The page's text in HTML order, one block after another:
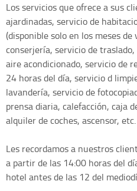
Los servicios que ofrece a sus
ajardinadas, servicio de
(disponible solo en los meses
conserjería, servicio de
aire acondicionado, servicio de
24 horas del día, servicio d
lavandería, servicio de
prensa diaria, calefacción, caja
alquiler de coches, ascensor, etc.
Les recordamos a nuestros
a partir de las 14:00 horas del
hotel antes de las 12 del